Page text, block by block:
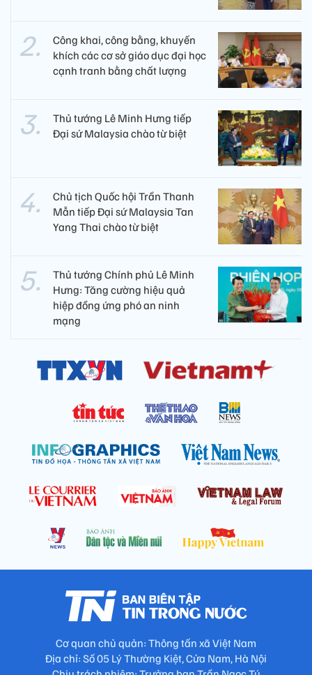
Công khai, công bằng, khuyến
khích các cơ sở giáo dục đại học
cạnh tranh bằng chất lượng​
Thủ tướng Lê Minh Hưng tiếp
Đại sứ Malaysia chào từ biệt
Chủ tịch Quốc hội Trần Thanh
Mẫn tiếp Đại sứ Malaysia Tan
Yang Thai chào từ biệt
Thủ tướng Chính phủ Lê Minh
Hưng: Tăng cường hiệu quả
hiệp đồng ứng phó an ninh
mạng
Cơ quan chủ quản: Thông tấn xã Việt Nam
Địa chỉ: Số 05 Lý Thường Kiệt, Cửa Nam, Hà Nội